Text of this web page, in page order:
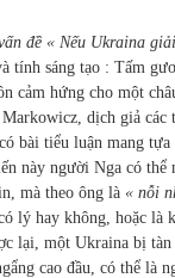
đề « Nếu Ukraina
tính sáng tạo : Tấm
cảm hứng cho một
dịch giả các
bài tiểu luận mang tựa
này người Nga có thể
mà theo ông là « nỗi
lý hay không, hoặc là
lại, một Ukraina bị
cao đầu, có thể là